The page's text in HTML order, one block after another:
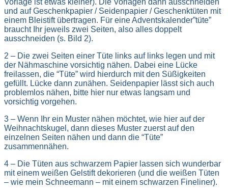
und auf Geschenkpapier / Seidenpapier / Geschenktüten mit
einem Bleistift übertragen. Für eine Adventskalender”tüte”
braucht Ihr jeweils zwei Seiten, also alles doppelt
ausschneiden (s. Bild 2).
2 – Die zwei Seiten einer Tüte links auf links legen und mit
der Nähmaschine vorsichtig nähen. Dabei eine Lücke
freilassen, die “Tüte” wird hierdurch mit den Süßigkeiten
gefüllt. Lücke dann zunähen. Seidenpapier lässt sich auch
problemlos nähen, bitte hier nur etwas langsam und
vorsichtig vorgehen.
3 – Wenn Ihr ein Muster nähen möchtet, wie hier auf der
Weihnachtskugel, dann dieses Muster zuerst auf den
einzelnen Seiten nähen und dann die “Tüte”
zusammennähen.
4 – Die Tüten aus schwarzem Papier lassen sich wunderbar
mit einem weißen Gelstift dekorieren (und die weißen Tüten
– wie mein Schneemann – mit einem schwarzen Fineliner).